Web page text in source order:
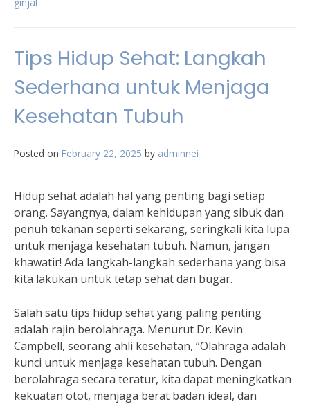
Tips Hidup Sehat: Langkah
Sederhana untuk Menjaga
Kesehatan Tubuh
Posted on February 22, 2025 by adminnei
Hidup sehat adalah hal yang penting bagi setiap
orang. Sayangnya, dalam kehidupan yang sibuk dan
penuh tekanan seperti sekarang, seringkali kita lupa
untuk menjaga kesehatan tubuh. Namun, jangan
khawatir! Ada langkah-langkah sederhana yang bisa
kita lakukan untuk tetap sehat dan bugar.
Salah satu tips hidup sehat yang paling penting
adalah rajin berolahraga. Menurut Dr. Kevin
Campbell, seorang ahli kesehatan, “Olahraga adalah
kunci untuk menjaga kesehatan tubuh. Dengan
berolahraga secara teratur, kita dapat meningkatkan
kekuatan otot, menjaga berat badan ideal, dan